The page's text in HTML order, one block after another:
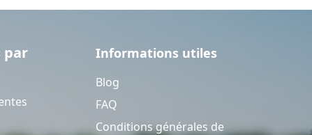
par
Informations utiles
Blog
FAQ
Conditions générales de